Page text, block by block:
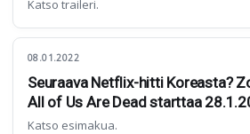
Katso traileri.
08.01.2022
Seuraava Netflix-hitti Koreasta?
All of Us Are Dead starttaa
Katso esimakua.